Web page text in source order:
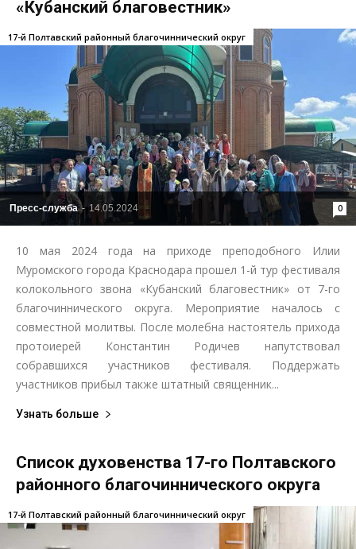
«Кубанский благовестник»
Пресс-служба - 14.05.2024 0
17-й Полтавский районный благочиннический округ
10 мая 2024 года на приходе преподобного Илии
Муромского города Краснодара прошел 1-й тур фестиваля
колокольного звона «Кубанский благовестник» от 7-го
благочиннического округа. Мероприятие началось с
совместной молитвы. После молебна настоятель прихода
протоиерей Константин Родичев напутствовал
собравшихся участников фестиваля. Поддержать
участников прибыл также штатный священник...
Узнать больше
Список духовенства 17-го Полтавского
районного благочиннического округа
17-й Полтавский районный благочиннический округ